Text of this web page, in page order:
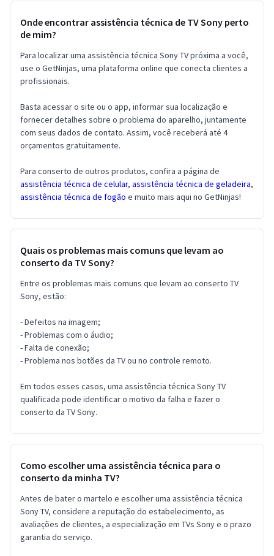
Onde encontrar assistência técnica de TV Sony perto
de mim?
Para localizar uma assistência técnica Sony TV próxima a você,
use o GetNinjas, uma plataforma online que conecta clientes a
profissionais.
Basta acessar o site ou o app, informar sua localização e
fornecer detalhes sobre o problema do aparelho, juntamente
com seus dados de contato. Assim, você receberá até 4
orçamentos gratuitamente.
Para conserto de outros produtos, confira a página de
assistência técnica de celular, assistência técnica de geladeira,
assistência técnica de fogão e muito mais aqui no GetNinjas!
Quais os problemas mais comuns que levam ao
conserto da TV Sony?
Entre os problemas mais comuns que levam ao conserto TV
Sony, estão:
- Defeitos na imagem;
- Problemas com o áudio;
- Falta de conexão;
- Problema nos botões da TV ou no controle remoto.
Em todos esses casos, uma assistência técnica Sony TV
qualificada pode identificar o motivo da falha e fazer o
conserto da TV Sony.
Como escolher uma assistência técnica para o
conserto da minha TV?
Antes de bater o martelo e escolher uma assistência técnica
Sony TV, considere a reputação do estabelecimento, as
avaliações de clientes, a especialização em TVs Sony e o prazo
garantia do serviço.